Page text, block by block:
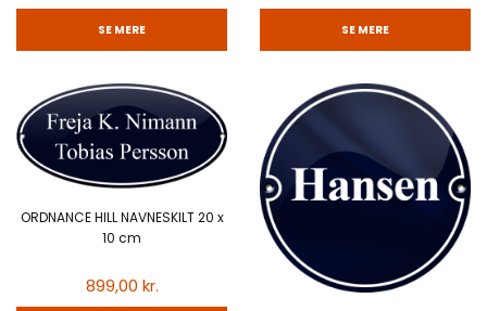
SE MERE SE MERE
ORDNANCE HILL NAVNESKILT 20 x
10 cm
899,00 kr.